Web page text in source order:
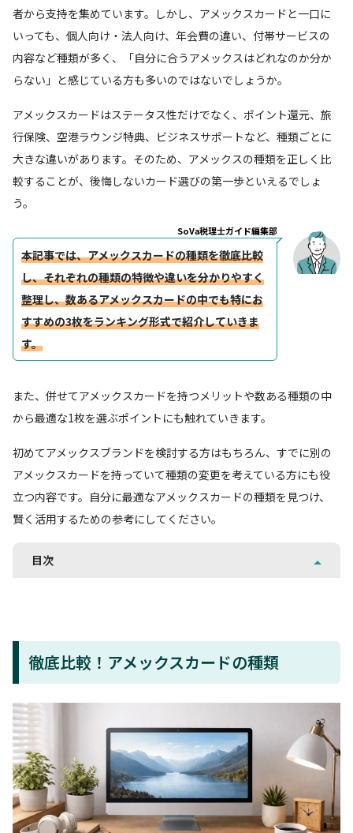
者から支持を集めています。しかし、アメックスカードと一口に
いっても、個人向け・法人向け、年会費の違い、付帯サービスの
内容など種類が多く、「自分に合うアメックスはどれなのか分か
らない」と感じている方も多いのではないでしょうか。
アメックスカードはステータス性だけでなく、ポイント還元、旅
行保険、空港ラウンジ特典、ビジネスサポートなど、種類ごとに
大きな違いがあります。そのため、アメックスの種類を正しく比
較することが、後悔しないカード選びの第一歩といえるでしょ
う。
SoVa税理士ガイド編集部
本記事では、アメックスカードの種類を徹底比較
し、それぞれの種類の特徴や違いを分かりやすく
整理し、数あるアメックスカードの中でも特にお
すすめの3枚をランキング形式で紹介していきま
す。
また、併せてアメックスカードを持つメリットや数ある種類の中
から最適な1枚を選ぶポイントにも触れていきます。
初めてアメックスブランドを検討する方はもちろん、すでに別の
アメックスカードを持っていて種類の変更を考えている方にも役
立つ内容です。自分に最適なアメックスカードの種類を見つけ、
賢く活用するための参考にしてください。
目次
徹底比較！アメックスカードの種類